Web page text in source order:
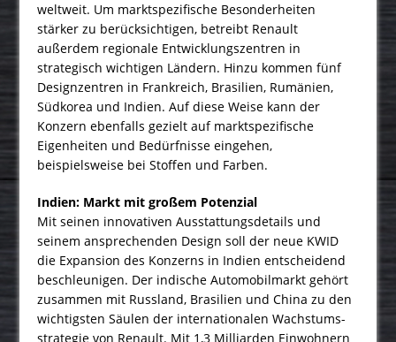
weltweit. Um marktspezifische Besonderheiten
stärker zu berücksichtigen, betreibt Renault
außerdem regionale Entwick­lungszentren in
strategisch wichtigen Ländern. Hinzu kommen fünf
Designzentren in Frankreich, Brasilien, Rumänien,
Südkorea und Indien. Auf diese Weise kann der
Konzern ebenfalls gezielt auf marktspezifische
Eigenheiten und Bedürfnisse eingehen,
beispielsweise bei Stoffen und Farben.
Indien: Markt mit großem Potenzial
Mit seinen innovativen Ausstattungsdetails und
seinem ansprechenden Design soll der neue KWID
die Expansion des Konzerns in Indien entscheidend
beschleunigen. Der indische Automobilmarkt gehört
zusammen mit Russland, Brasilien und China zu den
wichtigsten Säulen der internationalen Wachstums­
strategie von Renault. Mit 1,3 Milliarden Einwohnern